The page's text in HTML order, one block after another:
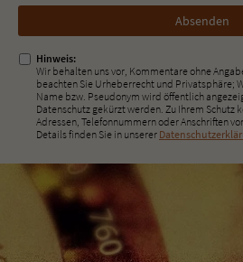
Nicht
ausfüllen!
Hinweis:
Wir behalten uns vor, Kommentare ohne
beachten Sie Urheberrecht und Privatsphäre;
Name bzw. Pseudonym wird öffentlich
Datenschutz gekürzt werden. Zu Ihrem Schutz
Adressen, Telefonnummern oder Anschriften
Details finden Sie in unserer